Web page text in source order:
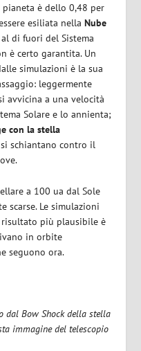
è dello 0,48 per
esiliata nellaNube
di fuori del Sistema
è certo garantita. Un
simulazioni è la sua
leggermente
avvicina a una velocità
Solare e lo annienta;
con la stella
schiantano contro il
a 100 ua dal Sole
scarse. Le simulazioni
risultato più plausibile è
in orbite
seguono ora.
dal Bow Shock della stella
immagine del telescopio